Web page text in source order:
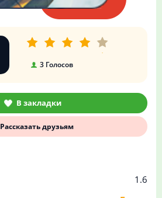
1.6
3Голосов
В закладки
Рассказать друзьям